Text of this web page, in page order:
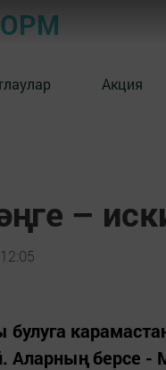
Акция
–
Аларның берсе -